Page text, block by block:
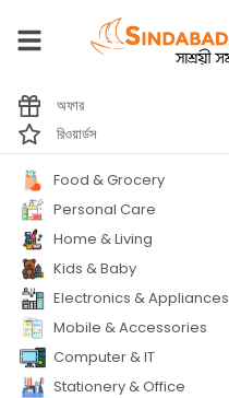
অফার
রিওয়ার্ডস
Food & Grocery
Personal Care
Home & Living
Kids & Baby
Electronics & Appliances
Mobile & Accessories
Computer & IT
Stationery & Office